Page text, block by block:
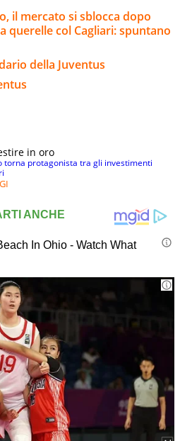
il mercato si sblocca dopo
querelle col Cagliari: spuntano
della Juventus
in oro
torna protagonista tra gli investimenti